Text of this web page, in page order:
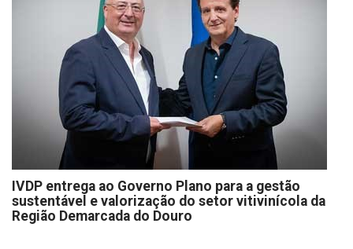
IVDP entrega ao Governo Plano para a gestão
sustentável e valorização do setor vitivinícola da
Região Demarcada do Douro